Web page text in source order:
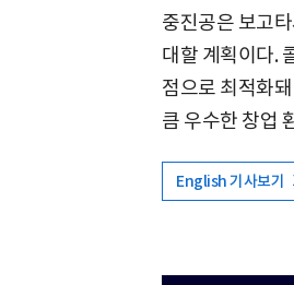
중진공은 보고
대할 계획이다.
점으로 최적화
큼 우수한 창업
English 기사보기